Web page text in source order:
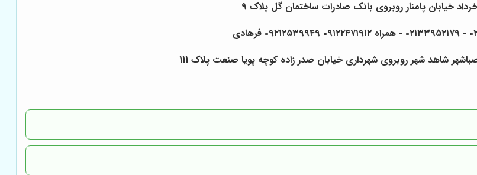
شاهد شهر روبروی شهرداری خیابان صدر زاده کوچه پویا صنعت پلاک 111